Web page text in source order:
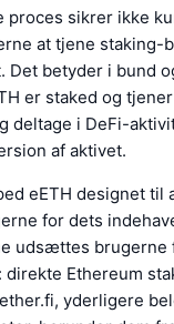
proces sikrer ikke
at tjene staking-
Det betyder i bund
er staked og
deltage i DeFi-
af aktivet.
eETH designet til
for dets
udsættes brugerne
Ethereum
yderligere